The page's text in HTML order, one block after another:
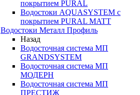
покрытием PURAL
Водостоки AQUASYSTEM с
покрытием PURAL MATT
Водостоки Металл Профиль
Назад
Водосточная система МП
GRANDSYSTEM
Водосточная система МП
МОДЕРН
Водосточная система МП
ПРЕСТИЖ